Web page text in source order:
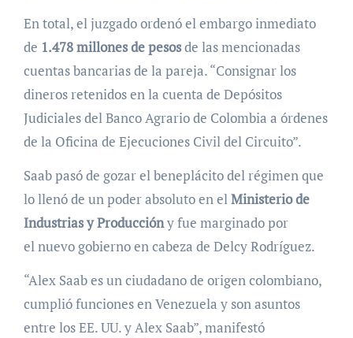
En total, el juzgado ordenó el embargo inmediato
de 1.478 millones de pesosde las mencionadas
cuentas bancarias de la pareja. “Consignar los
dineros retenidos en la cuenta de Depósitos
Judiciales del Banco Agrario de Colombia a órdenes
de la Oficina de Ejecuciones Civil del Circuito”.
Saab pasó de gozar el beneplácito del régimen que
lo llenó de un poder absoluto en elMinisterio de
Industrias y Produccióny fue marginado por
el nuevo gobierno en cabeza de Delcy Rodríguez.
“Alex Saab es un ciudadano de origen colombiano,
cumplió funciones en Venezuela y son asuntos
entre los EE. UU. y Alex Saab”, manifestó